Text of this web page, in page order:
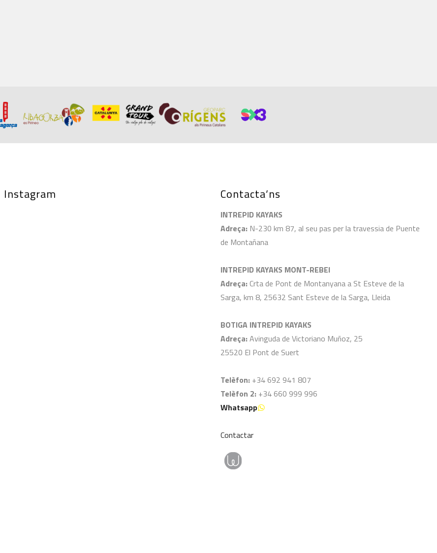
Instagram Contacta’ns
INTREPID KAYAKS
Adreça: N-230 km 87, al seu pas per la travessia de Puente
de Montañana
INTREPID KAYAKS MONT-REBEI
Adreça: Crta de Pont de Montanyana a St Esteve de la
Sarga, km 8, 25632 Sant Esteve de la Sarga, Lleida
BOTIGA INTREPID KAYAKS
Adreça: Avinguda de Victoriano Muñoz, 25
25520 El Pont de Suert
Telèfon: +34 692 941 807
Telèfon 2: +34 660 999 996
Whatsapp
Contactar